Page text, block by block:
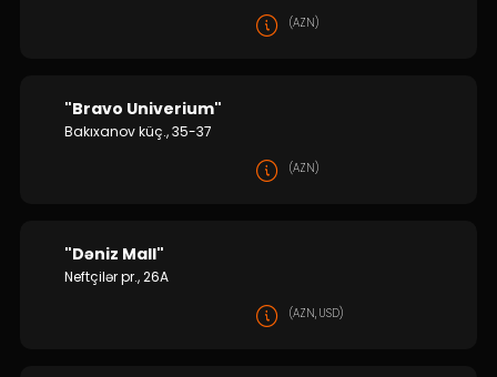
(AZN)
"Bravo Univerium"
Bakıxanov küç., 35-37
(AZN)
"Dəniz Mall"
Neftçilər pr., 26A
(AZN, USD)